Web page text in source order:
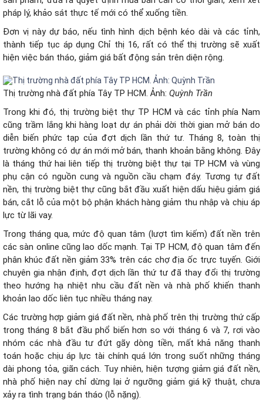
pháp lý, khảo sát thực tế mới có thể xuống tiền.
Đơn vị này dự báo, nếu tình hình dịch bệnh kéo dài và các tỉnh,
thành tiếp tục áp dụng Chỉ thị 16, rất có thể thị trường sẽ xuất
hiện việc bán tháo, giảm giá bất động sản trên diện rộng.
Thị trường nhà đất phía Tây TP HCM. Ảnh: Quỳnh Trần
Trong khi đó, thị trường biệt thự TP HCM và các tỉnh phía Nam
cũng trầm lắng khi hàng loạt dự án phải dời thời gian mở bán do
diễn biến phức tạp của đợt dịch lần thứ tư. Tháng 8, toàn thị
trường không có dự án mới mở bán, thanh khoản bằng không. Đây
là tháng thứ hai liên tiếp thị trường biệt thự tại TP HCM và vùng
phụ cận có nguồn cung và nguồn cầu chạm đáy. Tương tự đất
nền, thị trường biệt thự cũng bắt đầu xuất hiện dấu hiệu giảm giá
bán, cắt lỗ của một bộ phận khách hàng giảm thu nhập và chịu áp
lực từ lãi vay.
Trong tháng qua, mức độ quan tâm (lượt tìm kiếm) đất nền trên
các sàn online cũng lao dốc mạnh. Tại TP HCM, độ quan tâm đến
phân khúc đất nền giảm 33% trên các chợ địa ốc trực tuyến. Giới
chuyên gia nhận định, đợt dịch lần thứ tư đã thay đổi thị trường
theo hướng hạ nhiệt nhu cầu đất nền và nhà phố khiến thanh
khoản lao dốc liên tục nhiều tháng nay.
Các trường hợp giảm giá đất nền, nhà phố trên thị trường thứ cấp
trong tháng 8 bắt đầu phổ biến hơn so với tháng 6 và 7, rơi vào
nhóm các nhà đầu tư đứt gãy dòng tiền, mất khả năng thanh
toán hoặc chịu áp lực tài chính quá lớn trong suốt những tháng
dài phong tỏa, giãn cách. Tuy nhiên, hiện tượng giảm giá đất nền,
nhà phố hiện nay chỉ dừng lại ở ngưỡng giảm giá kỹ thuật, chưa
xảy ra tình trạng bán tháo (lỗ nặng).